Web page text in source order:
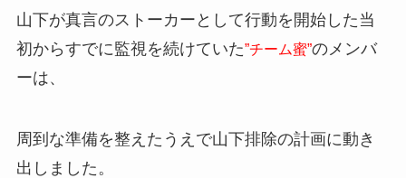
山下が真言のストーカーとして行動を開始した当
初からすでに監視を続けていた”チーム蜜”のメンバ
ーは、
周到な準備を整えたうえで山下排除の計画に動き
出しました。